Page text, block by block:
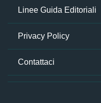
Linee Guida Editoriali
Privacy Policy
Contattaci